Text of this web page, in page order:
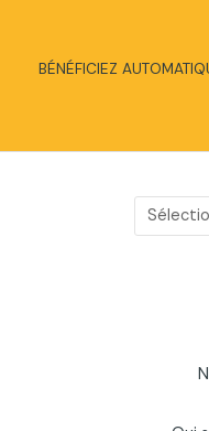
BÉNÉFICIEZ
de